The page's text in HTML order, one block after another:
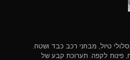
טיול, מבחני רכב כבד ושטח.
פינות לקפה. תערוכת קבע של